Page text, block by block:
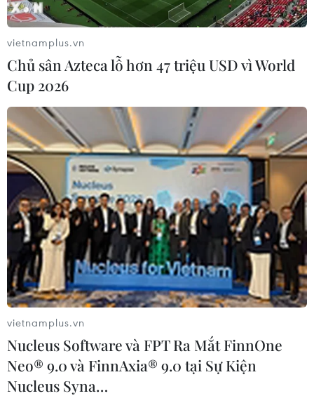
pháp triệt để kiểm soát cuộc khủng hoảng người di cư,
thay vì việc xây các bức tường biên giới.
Hàng trăm nghìn người tị nạn Trung Mỹ
bị đối xử bất công tại Mỹ
16/06/2017 08:36
Tổ chức Ân xá quốc tế (AI) cho biết chính sách nhập cư
cứng rắn của Tổng thống Mỹ Donald Trump đã khiến
hàng nghìn người Trung Mỹ mắc kẹt tại khu vực biên
vietnamplus.vn
Chủ sân Azteca lỗ hơn 47 triệu USD vì World
Cup 2026
vietnamplus.vn
Nucleus Software và FPT Ra Mắt FinnOne
Neo® 9.0 và FinnAxia® 9.0 tại Sự Kiện
Nucleus Syna…